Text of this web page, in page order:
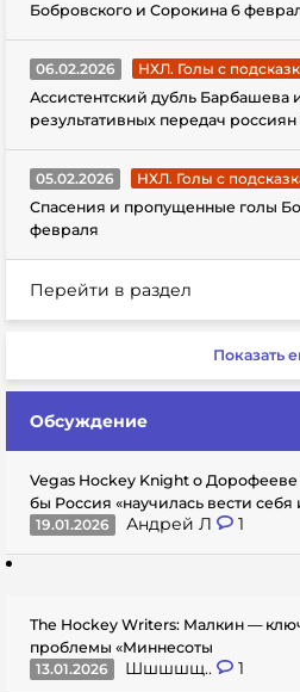
Бобровского и Сорокина 6
06.02.2026
НХЛ. Голы с
Ассистентский дубль Барбашева
результативных передач
05.02.2026
НХЛ. Голы с
Спасения и пропущенные голы
февраля
Перейти в раздел
Показать
Обсуждение
Vegas Hockey Knight о
бы Россия «научилась вести себя
19.01.2026
Андрей Л 1
The Hockey Writers: Малкин —
проблемы «Миннесоты
13.01.2026
Шшшшщ.. 1